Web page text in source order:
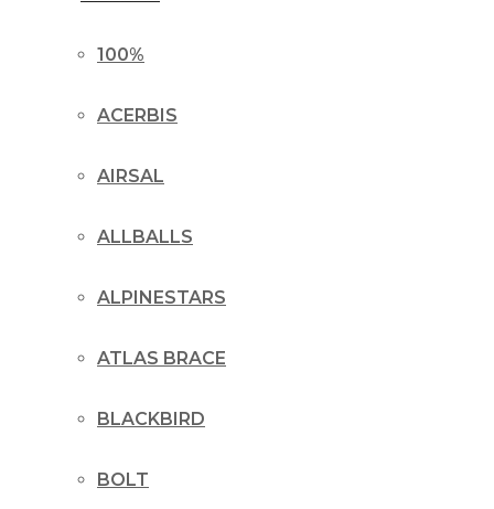
100%
ACERBIS
AIRSAL
ALLBALLS
ALPINESTARS
ATLAS BRACE
BLACKBIRD
BOLT